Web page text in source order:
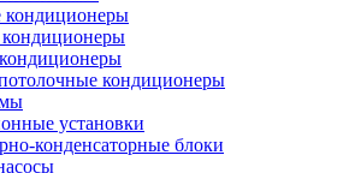
кондиционеры
кондиционеры
установки
конденсаторные блоки